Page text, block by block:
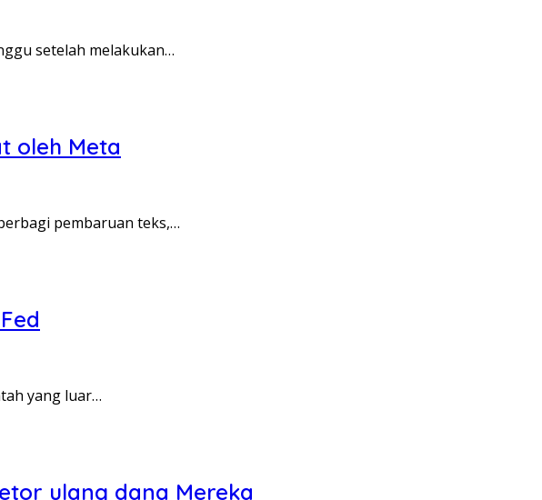
setelah melakukan…
oleh Meta
pembaruan teks,…
yang luar…
ulang dana Mereka